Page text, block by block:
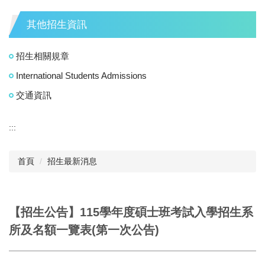
其他招生資訊
招生相關規章
International Students Admissions
交通資訊
:::
首頁 招生最新消息
【招生公告】115學年度碩士班考試入學招生系
所及名額一覽表(第一次公告)